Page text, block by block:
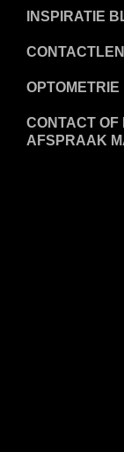
INSPIRATIE
OPTOMETRIE
CONTACT OF
AFSPRAAK